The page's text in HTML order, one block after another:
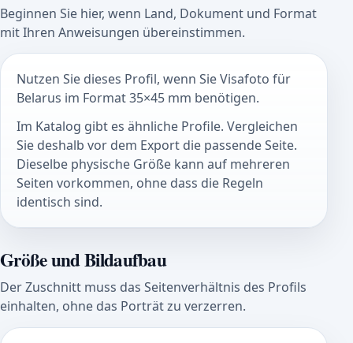
Beginnen Sie hier, wenn Land, Dokument und Format
mit Ihren Anweisungen übereinstimmen.
Nutzen Sie dieses Profil, wenn Sie Visafoto für
Belarus im Format 35×45 mm benötigen.
Im Katalog gibt es ähnliche Profile. Vergleichen
Sie deshalb vor dem Export die passende Seite.
Dieselbe physische Größe kann auf mehreren
Seiten vorkommen, ohne dass die Regeln
identisch sind.
Größe und Bildaufbau
Der Zuschnitt muss das Seitenverhältnis des Profils
einhalten, ohne das Porträt zu verzerren.